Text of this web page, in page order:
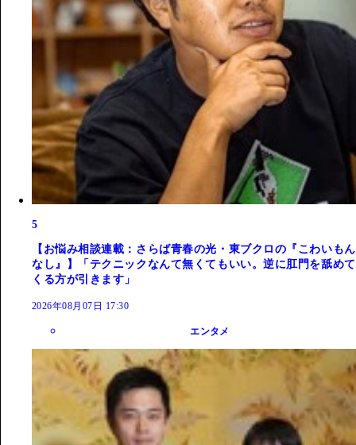
5
【お悩み相談連載：さらば青春の光・東ブクロの『こわいもん
なし』】「テクニックなんて無くてもいい。逆に肛門を舐めて
くる方が引きます」
2026年08月07日 17:30
エンタメ